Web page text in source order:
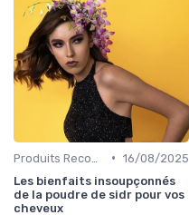
• 16/08/2025
Les bienfaits insoupçonnés
de la poudre de sidr pour vos
cheveux